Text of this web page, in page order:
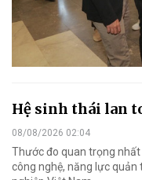
Hệ sinh thái lan
08/08/2026 02:04
Thước đo quan trọng
công nghệ, năng lực